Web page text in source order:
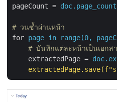
pageCount = doc.page_count
# วนซ้ำผ่านหน้า
for page in range(0,
# บันทึกแต่ละหน้าเป็นเอกส
extractedPage =